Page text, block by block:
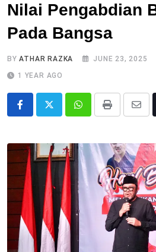
Nilai Pengabdian
Pada Bangsa
BYATHAR RAZKA JUNE 23, 2025
1 YEAR AGO
Whatsapp
Print
Share